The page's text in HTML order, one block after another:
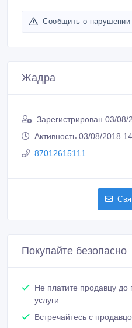
Сообщить о нарушении
Жадра
Зарегистрирован 03/08/
Активность 03/08/2018
87012615111
Покупайте безопасно
Не платите продавцу до
услуги
Встречайтесь с